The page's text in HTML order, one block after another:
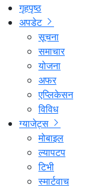
गृहपृष्ठ
अपडेट
सूचना
समाचार
योजना
अफर
एप्लिकेसन
विविध
ग्याजेट्स
मोबाइल
ल्यापटप
टिभी
स्मार्टवाच